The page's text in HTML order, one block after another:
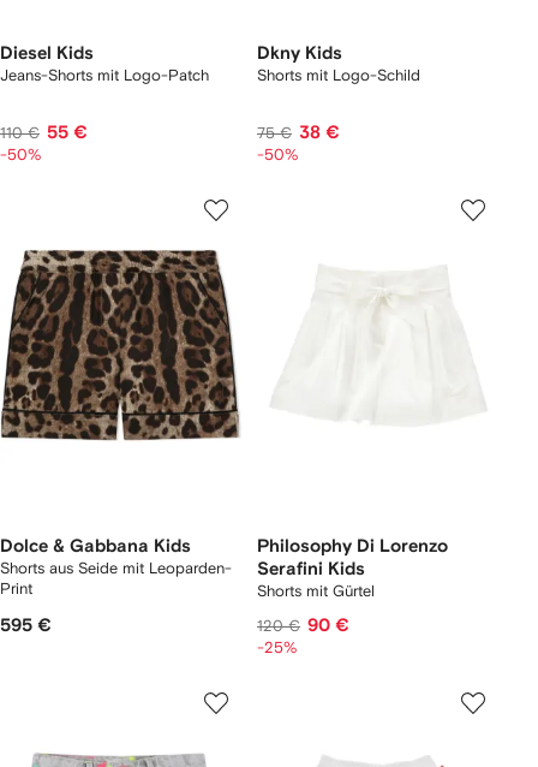
Diesel Kids
Jeans-Shorts mit Logo-Patch
110 € 55 €
-50%
Dkny Kids
Shorts mit Logo-Schild
75 € 38 €
-50%
Dolce & Gabbana Kids
Shorts aus Seide mit Leoparden-
Print
595 €
Philosophy Di Lorenzo
Serafini Kids
Shorts mit Gürtel
120 € 90 €
-25%